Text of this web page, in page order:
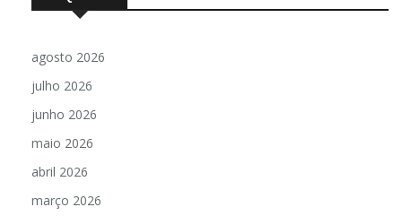
agosto 2026
julho 2026
junho 2026
maio 2026
abril 2026
março 2026